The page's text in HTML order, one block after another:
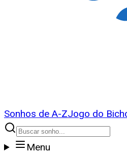
Sonhos de A-ZJogo do
Menu